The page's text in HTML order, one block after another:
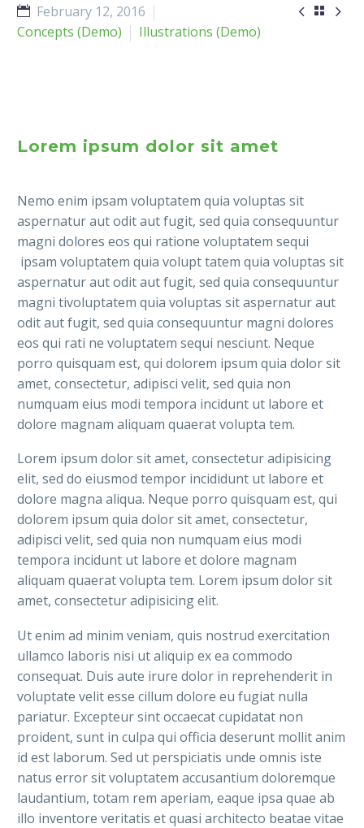
  
February 12, 2016
Concepts (Demo)
Illustrations (Demo)
Lorem ipsum dolor sit amet
Nemo enim ipsam voluptatem quia voluptas sit
aspernatur aut odit aut fugit, sed quia consequuntur
magni dolores eos qui ratione voluptatem sequi
ipsam voluptatem quia volupt tatem quia voluptas sit
aspernatur aut odit aut fugit, sed quia consequuntur
magni tivoluptatem quia voluptas sit aspernatur aut
odit aut fugit, sed quia consequuntur magni dolores
eos qui rati ne voluptatem sequi nesciunt. Neque
porro quisquam est, qui dolorem ipsum quia dolor sit
amet, consectetur, adipisci velit, sed quia non
numquam eius modi tempora incidunt ut labore et
dolore magnam aliquam quaerat volupta tem.
Lorem ipsum dolor sit amet, consectetur adipisicing
elit, sed do eiusmod tempor incididunt ut labore et
dolore magna aliqua. Neque porro quisquam est, qui
dolorem ipsum quia dolor sit amet, consectetur,
adipisci velit, sed quia non numquam eius modi
tempora incidunt ut labore et dolore magnam
aliquam quaerat volupta tem. Lorem ipsum dolor sit
amet, consectetur adipisicing elit.
Ut enim ad minim veniam, quis nostrud exercitation
ullamco laboris nisi ut aliquip ex ea commodo
consequat. Duis aute irure dolor in reprehenderit in
voluptate velit esse cillum dolore eu fugiat nulla
pariatur. Excepteur sint occaecat cupidatat non
proident, sunt in culpa qui officia deserunt mollit anim
id est laborum. Sed ut perspiciatis unde omnis iste
natus error sit voluptatem accusantium doloremque
laudantium, totam rem aperiam, eaque ipsa quae ab
illo inventore veritatis et quasi architecto beatae vitae